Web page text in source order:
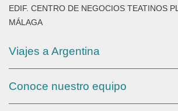
EDIF. CENTRO DE NEGOCIOS TEATINOS
MÁLAGA
Viajes a Argentina
Conoce nuestro equipo